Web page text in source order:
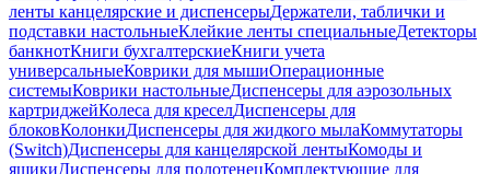
ленты канцелярские и диспенсерыДержатели, таблички и
подставки настольныеКлейкие ленты специальныеДетекторы
банкнотКниги бухгалтерскиеКниги учета
универсальныеКоврики для мышиОперационные
системыКоврики настольныеДиспенсеры для аэрозольных
картриджейКолеса для креселДиспенсеры для
блоковКолонкиДиспенсеры для жидкого мылаКоммутаторы
(Switch)Диспенсеры для канцелярской лентыКомоды и
ящикиДиспенсеры для полотенецКомплектующие для